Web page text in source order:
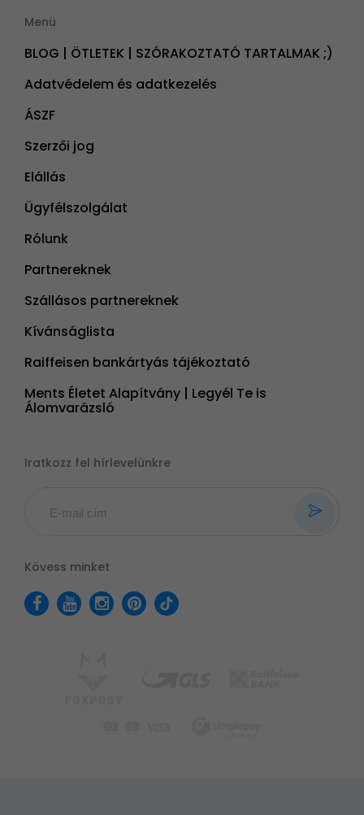
Menü
BLOG | ÖTLETEK | SZÓRAKOZTATÓ TARTALMAK ;)
Adatvédelem és adatkezelés
ÁSZF
Szerzői jog
Elállás
Ügyfélszolgálat
Rólunk
Partnereknek
Szállásos partnereknek
Kívánságlista
Raiffeisen bankártyás tájékoztató
Ments Életet Alapítvány | Legyél Te is
Álomvarázsló
Iratkozz fel hírlevelünkre
Kövess minket